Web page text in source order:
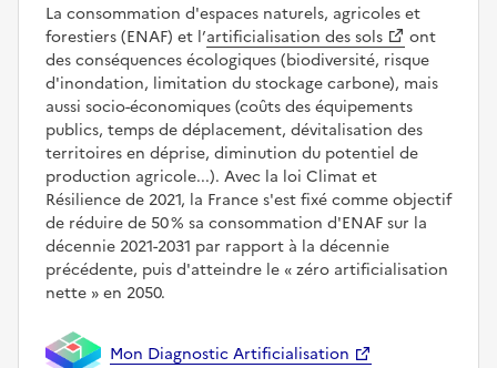
La consommation d'espaces naturels, agricoles et
forestiers (ENAF) et l’artificialisation des sols
ont
des conséquences écologiques (biodiversité, risque
d'inondation, limitation du stockage carbone), mais
aussi socio-économiques (coûts des équipements
publics, temps de déplacement, dévitalisation des
territoires en déprise, diminution du potentiel de
production agricole...). Avec la loi Climat et
Résilience de 2021, la France s'est fixé comme objectif
de réduire de 50 % sa consommation d'ENAF sur la
décennie 2021-2031 par rapport à la décennie
précédente, puis d'atteindre le
zéro artificialisation
nette
en 2050.
Mon Diagnostic Artificialisation